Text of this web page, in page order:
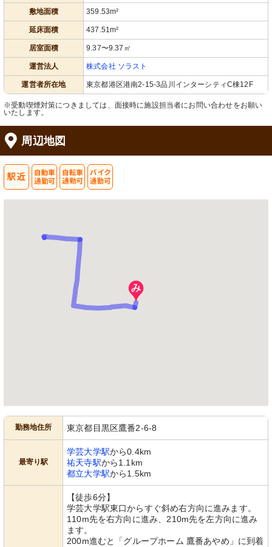
敷地面積 359.53m²
延床面積 437.51m²
居室面積 9.37〜9.37㎡
運営法人 株式会社 ソラスト
運営者所在地 東京都港区港南2-15-3品川インターシティC棟12F
※受動喫煙対策につきましては、面接時に施設担当者にお問い合わせをお願い
いたします。
周辺地図
勤務地住所 東京都目黒区鷹番2-6-8
最寄り駅
学芸大学駅から0.4km
祐天寺駅から1.1km
都立大学駅から1.5km
【徒歩6分】
学芸大学駅東口からすぐ斜め右方向に進みます。
110m先を右方向に進み、210m先を左方向に進み
ます。
200m進むと「グループホーム 鷹番あやめ」に到着